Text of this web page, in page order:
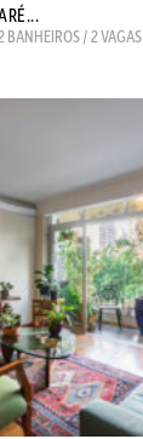
BANHEIROS / 2 VAGAS